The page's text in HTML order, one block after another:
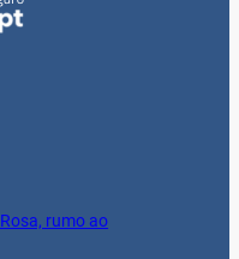
rumo ao